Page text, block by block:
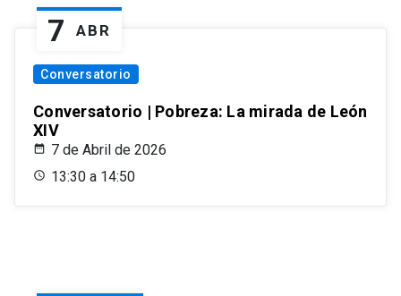
7 ABR
Conversatorio
Conversatorio | Pobreza: La mirada de León
XIV
7 de Abril de 2026
13:30 a 14:50